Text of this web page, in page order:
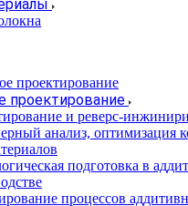
проектирование
и реверс-
анализ, оптимизация
подготовка в
процессов